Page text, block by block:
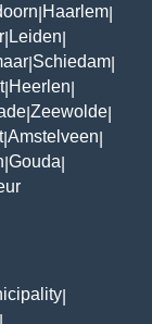
Haarlem
Leiden
Schiedam
| Heerlen
Zeewolde
|Amstelveen
Gouda